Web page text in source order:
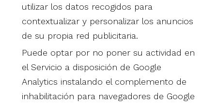
utilizar los datos recogidos para
contextualizar y personalizar los anuncios
de su propia red publicitaria.
Puede optar por no poner su actividad en
el Servicio a disposición de Google
Analytics instalando el complemento de
inhabilitación para navegadores de Google